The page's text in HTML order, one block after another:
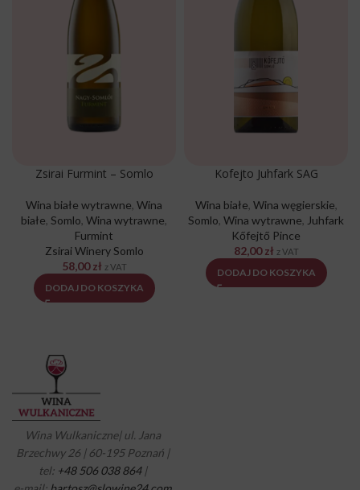
Zsirai Furmint – Somlo
Wina białe wytrawne, Wina
białe, Somlo, Wina wytrawne,
Furmint
Zsirai Winery Somlo
58,00zł z VAT
DODAJ DO KOSZYKA
Kofejto Juhfark SAG
Wina białe, Wina węgierskie,
Somlo, Wina wytrawne, Juhfark
Kőfejtő Pince
82,00zł z VAT
DODAJ DO KOSZYKA
Wina Wulkaniczne| ul. Jana
Brzechwy 26 | 60-195 Poznań |
tel: +48 506 038 864|